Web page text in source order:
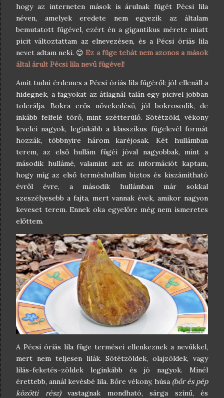
hogy az interneten mások is árulnak fügét Pécsi lila
néven, amelyek eredete nem egyezik az általam
bemutatott fügével, ezért én a gigantikus mérete miatt
picit változtattam az elnevezésen, és a Pécsi óriás lila
nevet adtam neki. 😊Ez a füge tehát nem azonos a mások
által árult Pécsi lila nevű fügével!
Amit tudni érdemes a Pécsi óriás lila fügéről: jól ellenáll a
hidegnek, a fagyokat az átlagnál talán egy picivel jobban
tolerálja. Bokra erős növekedésű, jól bokrosodik, de
inkább felfelé törő, mint szétterülő. Sötétzöld, vékony
levelei nagyok, leginkább a klasszikus fügelevél formát
hozzák, többnyire három karéjosak. Két hullámban
terem, az első hullám fügéi jóval nagyobbak, mint a
második hullámé, valamint azt az információt kaptam,
hogy míg az első terméshullám biztos és kiszámítható
évről évre, a második hullámban már sokkal
szeszélyesebb a fajta, mert vannak évek, amikor nagyon
keveset terem. Ennek oka egyelőre még nem ismeretes
előttem.
A Pécsi óriás lila füge termései ellenkeznek a nevükkel,
mert nem teljesen lilák. Sötétzöldek, olajzöldek, vagy
lilás-feketés-zöldek leginkább és jó nagyok. Minél
érettebb, annál kevésbé lila. Bőre vékony, húsa (bőr és pép
közötti rész)vastagnak mondható, sárga színű, és